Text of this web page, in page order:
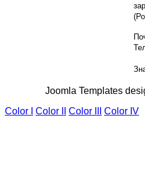
Joomla Templates
Color I
Color II Color III Color IV